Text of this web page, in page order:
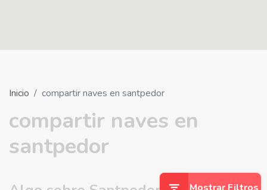
Inicio compartir naves en santpedor
compartir naves en
santpedor